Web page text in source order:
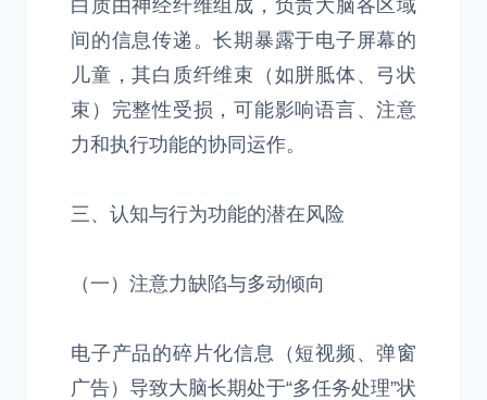
白质由神经纤维组成，负责大脑各区域
间的信息传递。长期暴露于电子屏幕的
儿童，其白质纤维束（如胼胝体、弓状
束）完整性受损，可能影响语言、注意
力和执行功能的协同运作。
三、认知与行为功能的潜在风险
（一）注意力缺陷与多动倾向
电子产品的碎片化信息（短视频、弹窗
广告）导致大脑长期处于“多任务处理”状